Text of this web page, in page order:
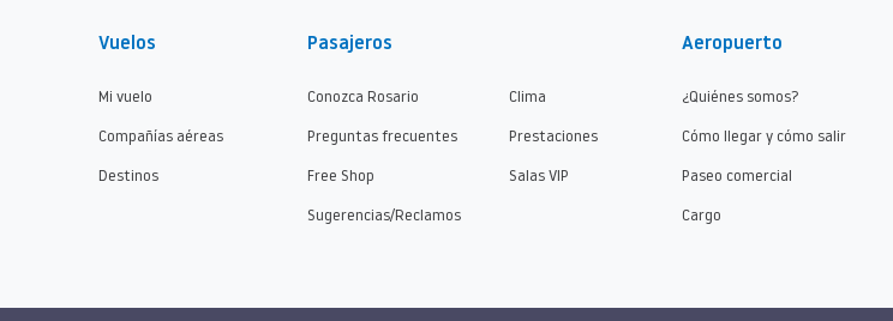
Vuelos
Mi vuelo
Compañías aéreas
Destinos
Pasajeros
Conozca Rosario Clima
Preguntas frecuentes Prestaciones
Free Shop Salas VIP
Sugerencias/Reclamos
Aeropuerto
¿Quiénes somos?
Cómo llegar y cómo salir
Paseo comercial
Cargo